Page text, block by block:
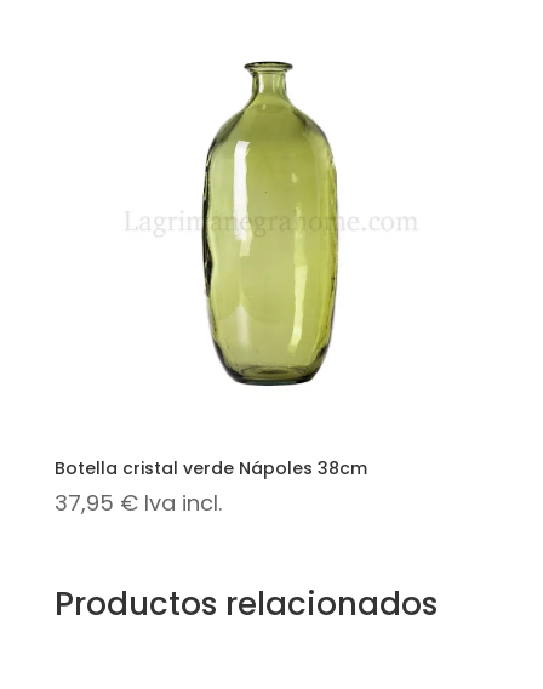
Botella cristal verde Nápoles 38cm
37,95 € Iva incl.
Productos relacionados